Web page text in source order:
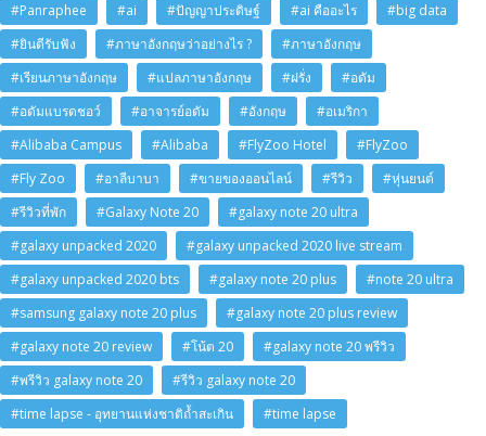
#Panraphee
#ai #ปัญญาประดิษฐ์ #ai คืออะไร
#big data
#ยินดีรับฟัง
#ภาษาอังกฤษว่าอย่างไร ?
#ภาษาอังกฤษ
#เรียนภาษาอังกฤษ
#แปลภาษาอังกฤษ #ฝรั่ง
#อดัม
#อดัมแบรดชอว์
#อาจารย์อดัม #อังกฤษ
#อเมริกา
#Alibaba Campus
#Alibaba #FlyZoo Hotel
#FlyZoo
#Fly Zoo
#อาลีบาบา #ขายของออนไลน์ #รีวิว
#หุ่นยนต์
#รีวิวที่พัก
#Galaxy Note 20
#galaxy note 20 ultra
#galaxy unpacked 2020
#galaxy unpacked 2020 live stream
#galaxy unpacked 2020 bts
#galaxy note 20 plus
#note 20 ultra
#samsung galaxy note 20 plus
#galaxy note 20 plus review
#galaxy note 20 review
#โน้ต 20
#galaxy note 20 พรีวิว
#พรีวิว galaxy note 20
#รีวิว galaxy note 20
#time lapse - อุทยานแห่งชาติถ้ำสะเกิน
#time lapse